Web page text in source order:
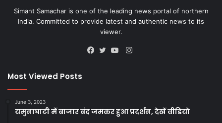
Simant Samachar is one of the leading news portal of northern
India. Committed to provide latest and authentic news to its
viewer.
Instagram
Most Viewed Posts
June 3, 2023
यमुनाघाटी में बाजार बंद जमकर हुआ प्रदर्शन, देखें वीडियो